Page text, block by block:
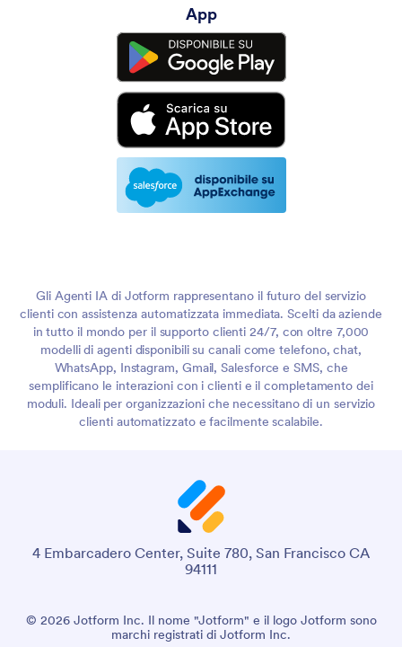
App
Gli Agenti IA di Jotform rappresentano il futuro del servizio
clienti con assistenza automatizzata immediata. Scelti da aziende
in tutto il mondo per il supporto clienti 24/7, con oltre 7,000
modelli di agenti disponibili su canali come telefono, chat,
WhatsApp, Instagram, Gmail, Salesforce e SMS, che
semplificano le interazioni con i clienti e il completamento dei
moduli. Ideali per organizzazioni che necessitano di un servizio
clienti automatizzato e facilmente scalabile.
4 Embarcadero Center, Suite 780, San Francisco CA
94111
© 2026 Jotform Inc. Il nome "Jotform" e il logo Jotform sono
marchi registrati di Jotform Inc.